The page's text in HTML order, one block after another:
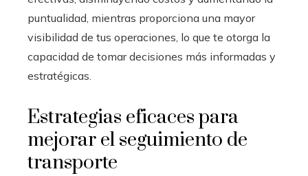
puntualidad, mientras proporciona una mayor
visibilidad de tus operaciones, lo que te otorga la
capacidad de tomar decisiones más informadas y
estratégicas.
Estrategias eficaces para
mejorar el seguimiento de
transporte